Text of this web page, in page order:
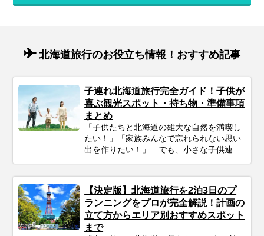
北海道旅行のお役立ち情報！おすすめ記事
子連れ北海道旅行完全ガイド！子供が
喜ぶ観光スポット・持ち物・準備事項
まとめ
「子供たちと北海道の雄大な自然を満喫し
たい！」「家族みんなで忘れられない思い
出を作りたい！」…でも、小さな子供連れ
心ください！ポイントを押さえてしっかり
計画すれば、子連れ北海道旅行は最高の体
験になります。 この記事では、子連れファ
ミリーが北海道旅行を思いっきり楽しむた
めの、計画の立て方の基本から、子供が絶
【決定版】北海道旅行を2泊3日のプ
ランニングをプロが完全解説！計画の
立て方からエリア別おすすめスポット
まで